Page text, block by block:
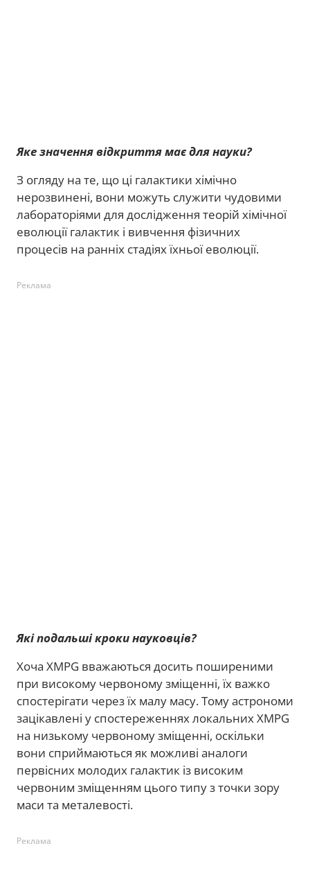
Яке значення відкриття має для науки?
З огляду на те, що ці галактики хімічно
нерозвинені, вони можуть служити чудовими
лабораторіями для дослідження теорій хімічної
еволюції галактик і вивчення фізичних
процесів на ранніх стадіях їхньої еволюції.
Реклама
Які подальші кроки науковців?
Хоча XMPG вважаються досить поширеними
при високому червоному зміщенні, їх важко
спостерігати через їх малу масу. Тому астрономи
зацікавлені у спостереженнях локальних XMPG
на низькому червоному зміщенні, оскільки
вони сприймаються як можливі аналоги
первісних молодих галактик із високим
червоним зміщенням цього типу з точки зору
маси та металевості.
Реклама